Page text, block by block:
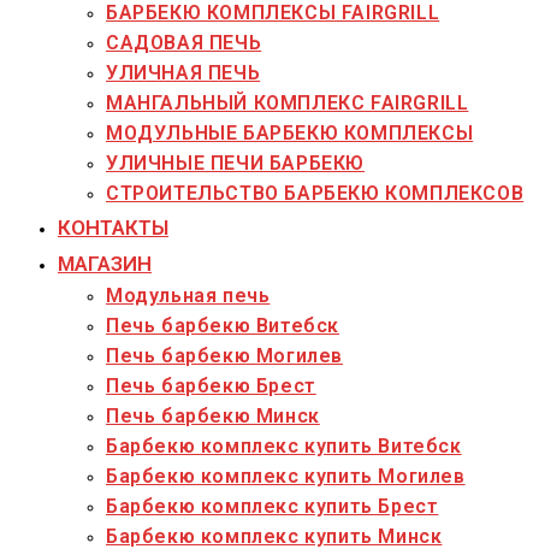
БАРБЕКЮ КОМПЛЕКСЫ FAIRGRILL
САДОВАЯ ПЕЧЬ
УЛИЧНАЯ ПЕЧЬ
МАНГАЛЬНЫЙ КОМПЛЕКС FAIRGRILL
МОДУЛЬНЫЕ БАРБЕКЮ КОМПЛЕКСЫ
УЛИЧНЫЕ ПЕЧИ БАРБЕКЮ
СТРОИТЕЛЬСТВО БАРБЕКЮ КОМПЛЕКСОВ
КОНТАКТЫ
МАГАЗИН
Модульная печь
Печь барбекю Витебск
Печь барбекю Могилев
Печь барбекю Брест
Печь барбекю Минск
Барбекю комплекс купить Витебск
Барбекю комплекс купить Могилев
Барбекю комплекс купить Брест
Барбекю комплекс купить Минск